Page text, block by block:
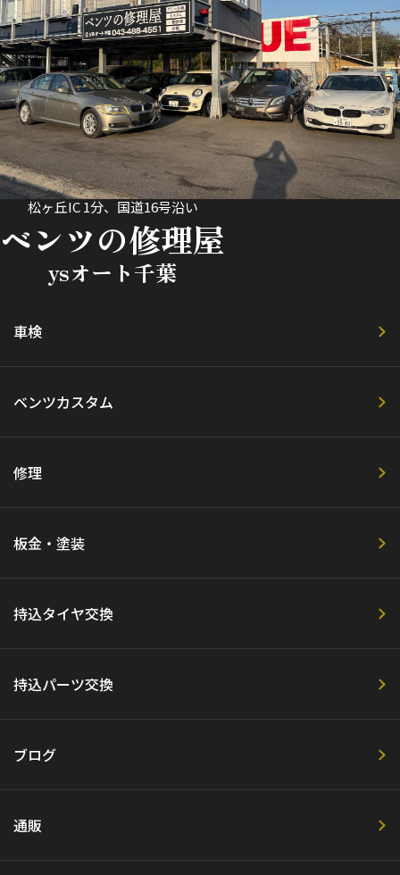
松ヶ丘IC 1分、国道16号沿い
ベンツの修理屋
ysオート千葉
車検
ベンツカスタム
修理
板金・塗装
持込タイヤ交換
持込パーツ交換
ブログ
通販